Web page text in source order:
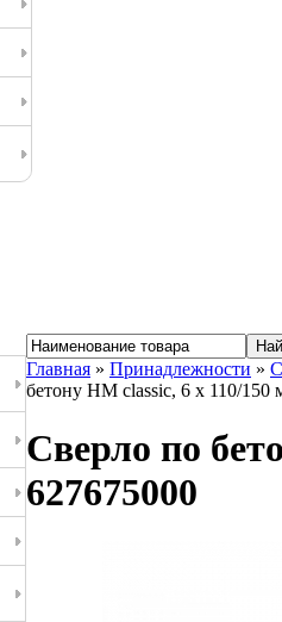
Главная » Принадлежности »
бетону HM classic, 6 x 110/150
Сверло по
627675000